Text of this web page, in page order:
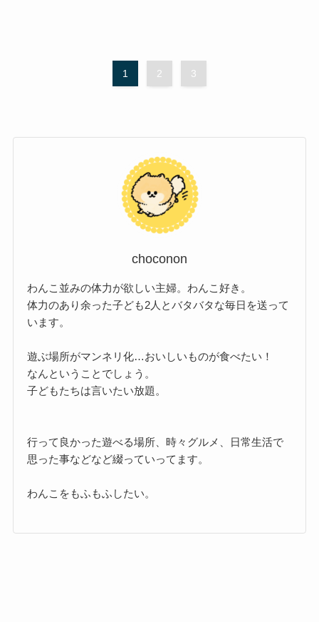
1 2 3
choconon
わんこ並みの体力が欲しい主婦。わんこ好き。
体力のあり余った子ども2人とバタバタな毎日を送って
います。
遊ぶ場所がマンネリ化…おいしいものが食べたい！
なんということでしょう。
子どもたちは言いたい放題。
行って良かった遊べる場所、時々グルメ、日常生活で
思った事などなど綴っていってます。
わんこをもふもふしたい。